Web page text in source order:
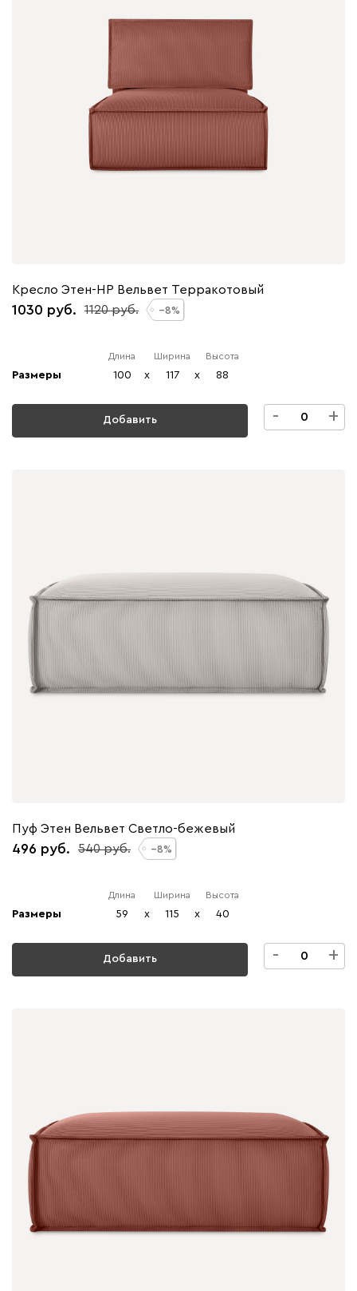
Кресло Этен-НР Вельвет Терракотовый
1030 1120 8
Размеры
Длина
100 x
Ширина
117 x
Высота
88
Добавить - +
Пуф Этен Вельвет Светло-бежевый
496 540 8
Размеры
Длина
59 x
Ширина
115 x
Высота
40
Добавить - +